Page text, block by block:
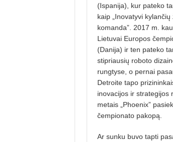
(Ispanija), kur pateko
kaip „Inovatyvi kylančių
komanda”. 2017 m.
Lietuvai Europos
(Danija) ir ten pateko
stipriausių roboto
rungtyse, o pernai
Detroite tapo
inovacijos ir strategijos
metais „Phoenix”
čempionato pakopą.
Ar sunku buvo tapti